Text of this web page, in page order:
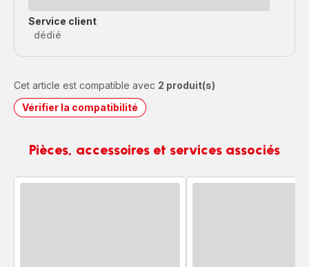
Service client
dédié
Cet article est compatible avec 2 produit(s)
Vérifier la compatibilité
Pièces, accessoires et services associés